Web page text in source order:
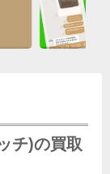
チ)の買取